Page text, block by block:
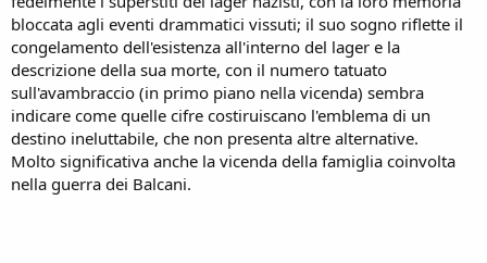
bloccata agli eventi drammatici vissuti; il suo sogno riflette il
congelamento dell'esistenza all'interno del lager e la
descrizione della sua morte, con il numero tatuato
sull'avambraccio (in primo piano nella vicenda) sembra
indicare come quelle cifre costiruiscano l'emblema di un
destino ineluttabile, che non presenta altre alternative.
Molto significativa anche la vicenda della famiglia coinvolta
nella guerra dei Balcani.